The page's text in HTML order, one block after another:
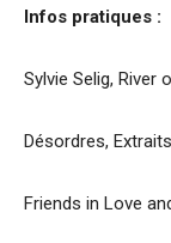
Infos pratiques :
Sylvie Selig, River
Désordres,
Friends in Love